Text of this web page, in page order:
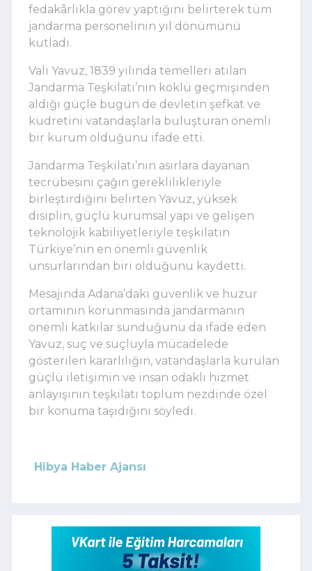
fedakârlıkla görev yaptığını belirterek tüm
jandarma personelinin yıl dönümünü
kutladı.
Vali Yavuz, 1839 yılında temelleri atılan
Jandarma Teşkilatı’nın köklü geçmişinden
aldığı güçle bugün de devletin şefkat ve
kudretini vatandaşlarla buluşturan önemli
bir kurum olduğunu ifade etti.
Jandarma Teşkilatı’nın asırlara dayanan
tecrübesini çağın gereklilikleriyle
birleştirdiğini belirten Yavuz, yüksek
disiplin, güçlü kurumsal yapı ve gelişen
teknolojik kabiliyetleriyle teşkilatın
Türkiye’nin en önemli güvenlik
unsurlarından biri olduğunu kaydetti.
Mesajında Adana’daki güvenlik ve huzur
ortamının korunmasında jandarmanın
önemli katkılar sunduğunu da ifade eden
Yavuz, suç ve suçluyla mücadelede
gösterilen kararlılığın, vatandaşlarla kurulan
güçlü iletişimin ve insan odaklı hizmet
anlayışının teşkilatı toplum nezdinde özel
bir konuma taşıdığını söyledi.
Hibya Haber Ajansı